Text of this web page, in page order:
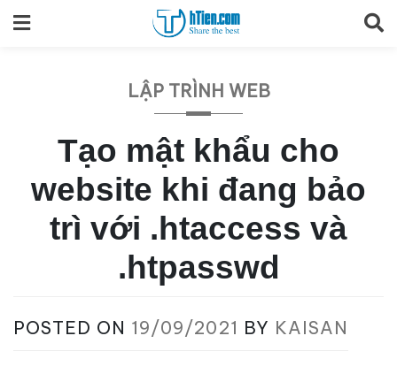
to
LẬP TRÌNH WEB
Tạo mật khẩu cho
website khi đang bảo
trì với .htaccess và
.htpasswd
POSTED ON 19/09/2021 BY KAISAN